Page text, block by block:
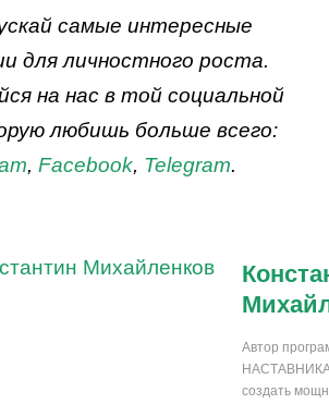
самые интересные
для личностного роста.
на нас в той социальной
любишь больше всего:
, Facebook, Telegram.
Автор
создать